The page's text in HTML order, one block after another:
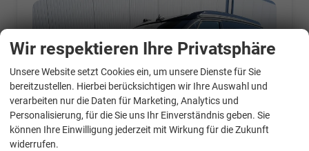
Wir respektieren Ihre Privatsphäre
Unsere Website setzt Cookies ein, um unsere Dienste für Sie
bereitzustellen. Hierbei berücksichtigen wir Ihre Auswahl und
verarbeiten nur die Daten für Marketing, Analytics und
Personalisierung, für die Sie uns Ihr Einverständnis geben. Sie
können Ihre Einwilligung jederzeit mit Wirkung für die Zukunft
widerrufen.